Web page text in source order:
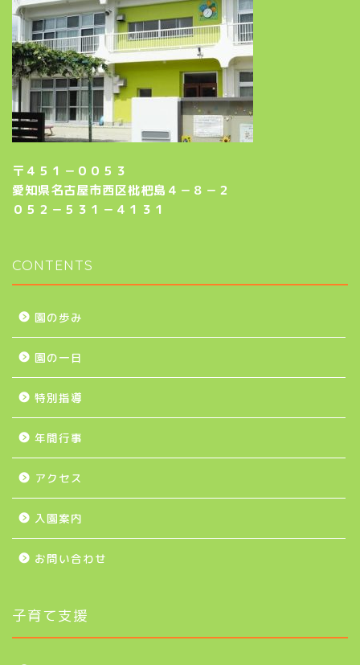
〒４５１－００５３
愛知県名古屋市西区枇杷島４－８－２
０５２－５３１－４１３１
CONTENTS
園の歩み
園の一日
特別指導
年間行事
アクセス
入園案内
お問い合わせ
子育て支援